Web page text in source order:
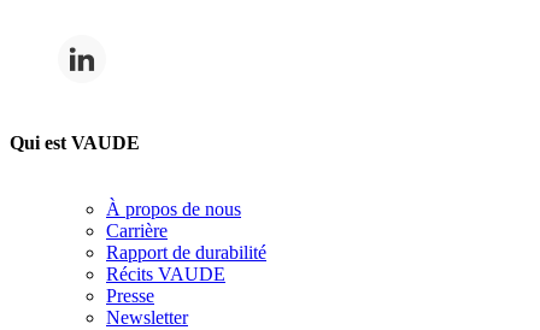
Qui est VAUDE
À propos de nous
Carrière
Rapport de durabilité
Récits VAUDE
Presse
Newsletter